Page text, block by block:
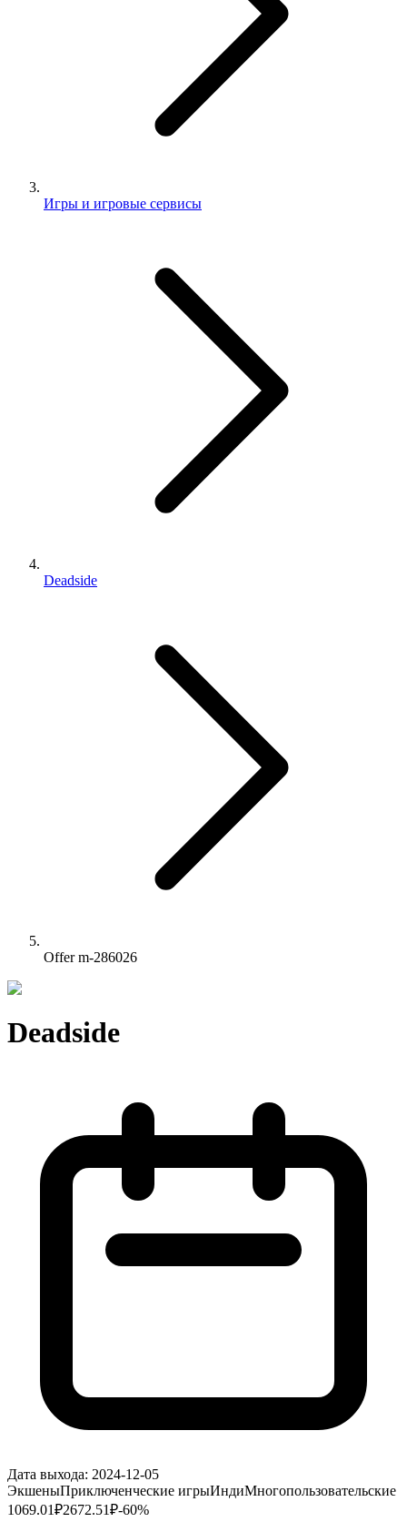
Игры и игровые сервисы
Deadside
Offer m-286026
Deadside
Дата выхода: 2024-12-05
ЭкшеныПриключенческие игрыИндиМногопользовательские
1069.01₽2672.51₽-60%